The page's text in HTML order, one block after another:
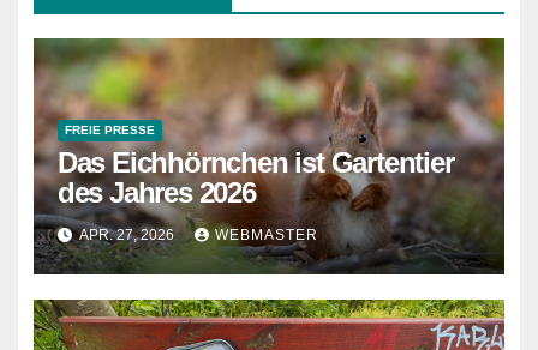
FREIE PRESSE
Das Eichhörnchen ist Gartentier
des Jahres 2026
APR. 27, 2026 WEBMASTER